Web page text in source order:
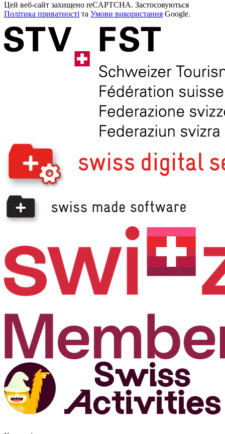
Цей веб-сайт захищено reCAPTCHA. Застосовуються
Політика приватності та Умови використання Google.